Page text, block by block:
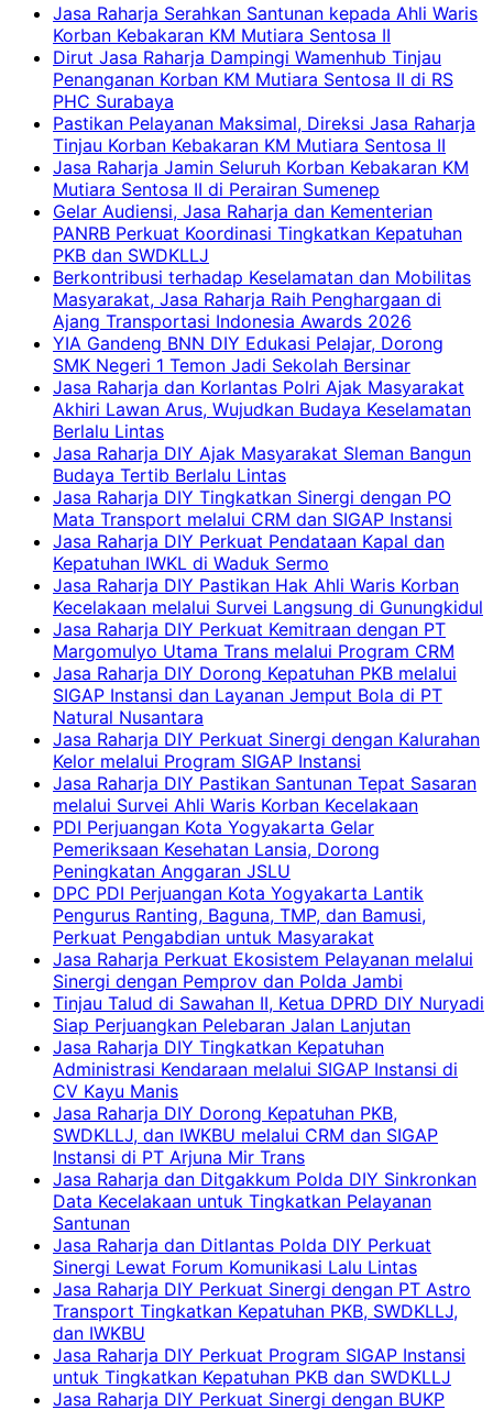
Jasa Raharja Serahkan Santunan kepada Ahli Waris
Korban Kebakaran KM Mutiara Sentosa II
Dirut Jasa Raharja Dampingi Wamenhub Tinjau
Penanganan Korban KM Mutiara Sentosa II di RS
PHC Surabaya
Pastikan Pelayanan Maksimal, Direksi Jasa Raharja
Tinjau Korban Kebakaran KM Mutiara Sentosa II
Jasa Raharja Jamin Seluruh Korban Kebakaran KM
Mutiara Sentosa II di Perairan Sumenep
Gelar Audiensi, Jasa Raharja dan Kementerian
PANRB Perkuat Koordinasi Tingkatkan Kepatuhan
PKB dan SWDKLLJ
Berkontribusi terhadap Keselamatan dan Mobilitas
Masyarakat, Jasa Raharja Raih Penghargaan di
Ajang Transportasi Indonesia Awards 2026
YIA Gandeng BNN DIY Edukasi Pelajar, Dorong
SMK Negeri 1 Temon Jadi Sekolah Bersinar
Jasa Raharja dan Korlantas Polri Ajak Masyarakat
Akhiri Lawan Arus, Wujudkan Budaya Keselamatan
Berlalu Lintas
Jasa Raharja DIY Ajak Masyarakat Sleman Bangun
Budaya Tertib Berlalu Lintas
Jasa Raharja DIY Tingkatkan Sinergi dengan PO
Mata Transport melalui CRM dan SIGAP Instansi
Jasa Raharja DIY Perkuat Pendataan Kapal dan
Kepatuhan IWKL di Waduk Sermo
Jasa Raharja DIY Pastikan Hak Ahli Waris Korban
Kecelakaan melalui Survei Langsung di Gunungkidul
Jasa Raharja DIY Perkuat Kemitraan dengan PT
Margomulyo Utama Trans melalui Program CRM
Jasa Raharja DIY Dorong Kepatuhan PKB melalui
SIGAP Instansi dan Layanan Jemput Bola di PT
Natural Nusantara
Jasa Raharja DIY Perkuat Sinergi dengan Kalurahan
Kelor melalui Program SIGAP Instansi
Jasa Raharja DIY Pastikan Santunan Tepat Sasaran
melalui Survei Ahli Waris Korban Kecelakaan
PDI Perjuangan Kota Yogyakarta Gelar
Pemeriksaan Kesehatan Lansia, Dorong
Peningkatan Anggaran JSLU
DPC PDI Perjuangan Kota Yogyakarta Lantik
Pengurus Ranting, Baguna, TMP, dan Bamusi,
Perkuat Pengabdian untuk Masyarakat
Jasa Raharja Perkuat Ekosistem Pelayanan melalui
Sinergi dengan Pemprov dan Polda Jambi
Tinjau Talud di Sawahan II, Ketua DPRD DIY Nuryadi
Siap Perjuangkan Pelebaran Jalan Lanjutan
Jasa Raharja DIY Tingkatkan Kepatuhan
Administrasi Kendaraan melalui SIGAP Instansi di
CV Kayu Manis
Jasa Raharja DIY Dorong Kepatuhan PKB,
SWDKLLJ, dan IWKBU melalui CRM dan SIGAP
Instansi di PT Arjuna Mir Trans
Jasa Raharja dan Ditgakkum Polda DIY Sinkronkan
Data Kecelakaan untuk Tingkatkan Pelayanan
Santunan
Jasa Raharja dan Ditlantas Polda DIY Perkuat
Sinergi Lewat Forum Komunikasi Lalu Lintas
Jasa Raharja DIY Perkuat Sinergi dengan PT Astro
Transport Tingkatkan Kepatuhan PKB, SWDKLLJ,
dan IWKBU
Jasa Raharja DIY Perkuat Program SIGAP Instansi
untuk Tingkatkan Kepatuhan PKB dan SWDKLLJ
Jasa Raharja DIY Perkuat Sinergi dengan BUKP